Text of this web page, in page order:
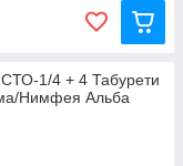
СТО-1/4 + 4 Табурети
Нимфея Альба